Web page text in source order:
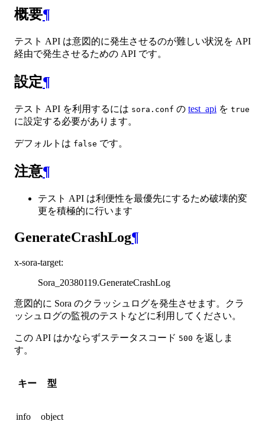
概要¶
テスト API は意図的に発生させるのが難しい状況を API
経由で発生させるための API です。
設定¶
テスト API を利用するには sora.conf の test_api を true
に設定する必要があります。
デフォルトは false です。
注意¶
テスト API は利便性を最優先にするため破壊的変
更を積極的に行います
GenerateCrashLog¶
x-sora-target:
Sora_20380119.GenerateCrashLog
意図的に Sora のクラッシュログを発生させます。クラ
ッシュログの監視のテストなどに利用してください。
この API はかならずステータスコード 500 を返しま
す。
キー 型
info object